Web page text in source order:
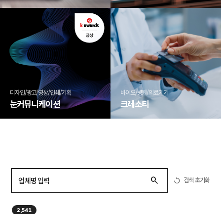
디자인/광고/영상/인쇄/기획
눈커뮤니케이션
바이오/병원/의료기기
크레소티
검색 초기화
2,541